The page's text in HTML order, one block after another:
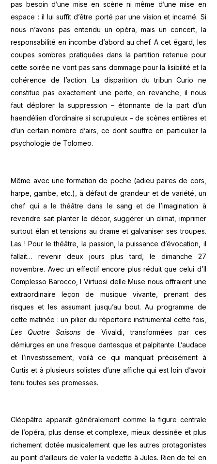
pas besoin d’une mise en scène ni même d’une mise en
espace : il lui suffit d’être porté par une vision et incarné. Si
nous n’avons pas entendu un opéra, mais un concert, la
responsabilité en incombe d’abord au chef. A cet égard, les
coupes sombres pratiquées dans la partition retenue pour
cette soirée ne vont pas sans dommage pour la lisibilité et la
cohérence de l’action. La disparition du tribun Curio ne
constitue pas exactement une perte, en revanche, il nous
faut déplorer la suppression – étonnante de la part d’un
haendélien d’ordinaire si scrupuleux – de scènes entières et
d’un certain nombre d’airs, ce dont souffre en particulier la
psychologie de Tolomeo.
Même avec une formation de poche (adieu paires de cors,
harpe, gambe, etc.), à défaut de grandeur et de variété, un
chef qui a le théâtre dans le sang et de l’imagination à
revendre sait planter le décor, suggérer un climat, imprimer
surtout élan et tensions au drame et galvaniser ses troupes.
Las ! Pour le théâtre, la passion, la puissance d’évocation, il
fallait… revenir deux jours plus tard, le dimanche 27
novembre. Avec un effectif encore plus réduit que celui d’Il
Complesso Barocco, I Virtuosi delle Muse nous offraient une
extraordinaire leçon de musique vivante, prenant des
risques et les assumant jusqu’au bout. Au programme de
cette matinée : un pilier du répertoire instrumental cette fois,
Les Quatre Saisons de Vivaldi, transformées par ces
démiurges en une fresque dantesque et palpitante. L’audace
et l’investissement, voilà ce qui manquait précisément à
Curtis et à plusieurs solistes d’une affiche qui est loin d’avoir
tenu toutes ses promesses.
Cléopâtre apparaît généralement comme la figure centrale
de l’opéra, plus dense et complexe, mieux dessinée et plus
richement dotée musicalement que les autres protagonistes
au point d’ailleurs de voler la vedette à Jules. Rien de tel en